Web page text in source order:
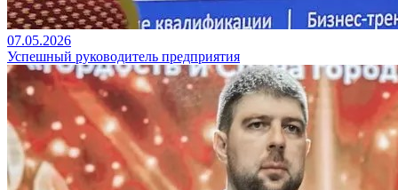
07.05.2026
Успешный руководитель предприятия